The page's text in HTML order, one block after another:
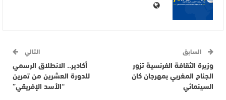
السابق
وزيرة الثقافة الفرنسية تزور
الجناح المغربي بمهرجان كان
السينمائي
التالي
أكادير.. الانطلاق الرسمي
للدورة العشرين من تمرين
“الأسد الإفريقي”